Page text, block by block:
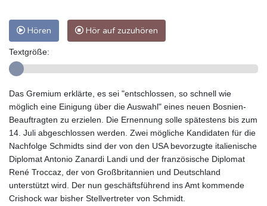
Hören Hör auf zuzuhören
Textgröße:
Das Gremium erklärte, es sei "entschlossen, so schnell wie
möglich eine Einigung über die Auswahl" eines neuen Bosnien-
Beauftragten zu erzielen. Die Ernennung solle spätestens bis zum
14. Juli abgeschlossen werden. Zwei mögliche Kandidaten für die
Nachfolge Schmidts sind der von den USA bevorzugte italienische
Diplomat Antonio Zanardi Landi und der französische Diplomat
René Troccaz, der von Großbritannien und Deutschland
unterstützt wird. Der nun geschäftsführend ins Amt kommende
Crishock war bisher Stellvertreter von Schmidt.